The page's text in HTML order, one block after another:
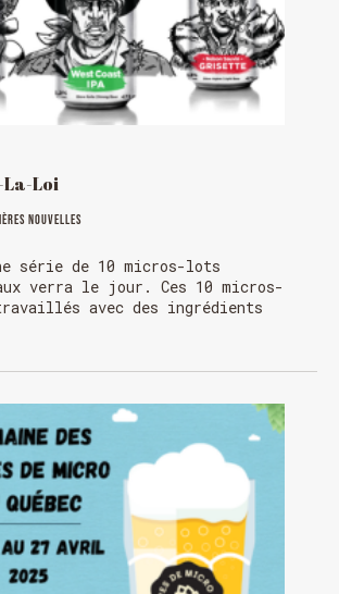
La-Loi
Nouvelles
série de 10 micros-lots
verra le jour. Ces 10 micros-
avec des ingrédients